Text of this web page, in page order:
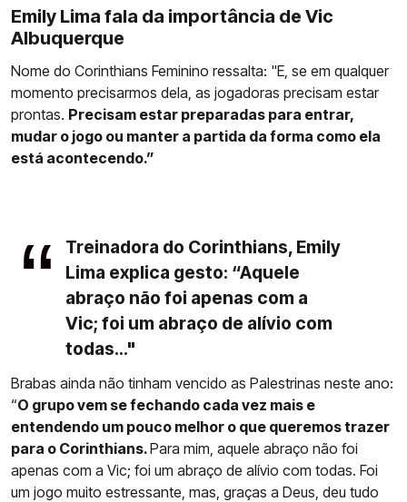
Emily Lima fala da importância de Vic
Albuquerque
Nome do Corinthians Feminino ressalta: "E, se em qualquer
momento precisarmos dela, as jogadoras precisam estar
prontas. Precisam estar preparadas para entrar,
mudar o jogo ou manter a partida da forma como ela
está acontecendo.”
Treinadora do Corinthians, Emily
Lima explica gesto: “Aquele
abraço não foi apenas com a
Vic; foi um abraço de alívio com
todas..."
Brabas ainda não tinham vencido as Palestrinas neste ano:
“O grupo vem se fechando cada vez mais e
entendendo um pouco melhor o que queremos trazer
para o Corinthians.Para mim, aquele abraço não foi
apenas com a Vic; foi um abraço de alívio com todas. Foi
um jogo muito estressante, mas, graças a Deus, deu tudo